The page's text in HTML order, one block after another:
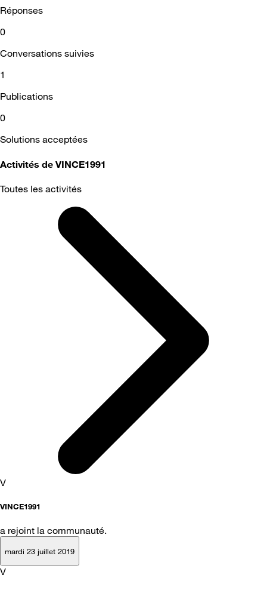
Réponses
0
Conversations suivies
1
Publications
0
Solutions acceptées
Activités de VINCE1991
Toutes les activités
V
VINCE1991
a rejoint la communauté.
mardi 23 juillet 2019
V